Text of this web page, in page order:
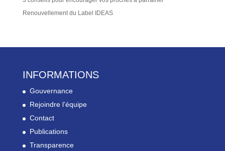
Renouvellement du Label IDEAS
INFORMATIONS
Gouvernance
Rejoindre l’équipe
Contact
Publications
Transparence